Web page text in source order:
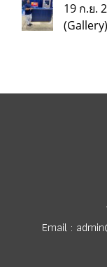
19 ก.ย.
(Gallery)
Email :